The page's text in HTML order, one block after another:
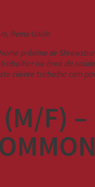
próximo de
na área da
cliente trabalha com
F)